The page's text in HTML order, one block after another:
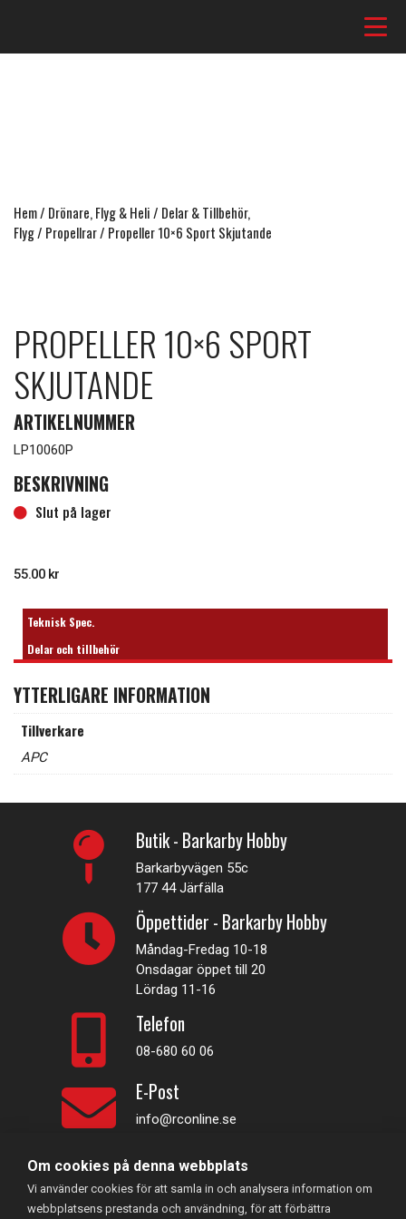
Hem/ Drönare, Flyg & Heli/ Delar & Tillbehör,
Flyg/ Propellrar/ Propeller 10×6 Sport Skjutande
PROPELLER 10×6 SPORT
SKJUTANDE
ARTIKELNUMMER
LP10060P
BESKRIVNING
Slut på lager
55.00 kr
Teknisk Spec.
Delar och tillbehör
YTTERLIGARE INFORMATION
Tillverkare
APC
Butik - Barkarby Hobby
Barkarbyvägen 55c
177 44 Järfälla
Öppettider - Barkarby Hobby
Måndag-Fredag 10-18
Onsdagar öppet till 20
Lördag 11-16
Telefon
08-680 60 06
E-Post
info@rconline.se
Garanti och reklamation
Frakt och köpevillkor
Integritetspolicy
Om cookies på denna webbplats
Vi använder cookies för att samla in och analysera information om
webbplatsens prestanda och användning, för att förbättra